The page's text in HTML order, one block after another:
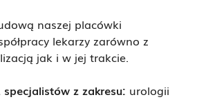
ą naszej placówki
łpracy lekarzy zarówno z
ą jak i w jej trakcie.
specjalistów z zakresu: urologii